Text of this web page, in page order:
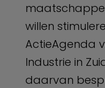
willen
ActieAgenda
Industrie in
daarvan